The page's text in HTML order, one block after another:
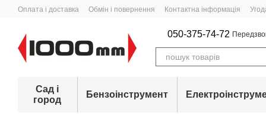
Перейти до основного контенту
Оплата і доставка Обмін і повернення Контактна інформація
050-375-74-72
Сад і
город
Бензоінструмент